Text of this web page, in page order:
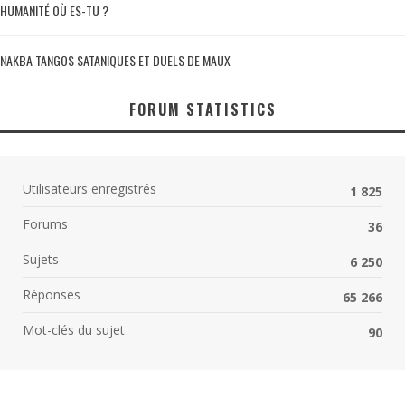
HUMANITÉ OÙ ES-TU ?
NAKBA TANGOS SATANIQUES ET DUELS DE MAUX
FORUM STATISTICS
Utilisateurs enregistrés
1 825
Forums
36
Sujets
6 250
Réponses
65 266
Mot-clés du sujet
90